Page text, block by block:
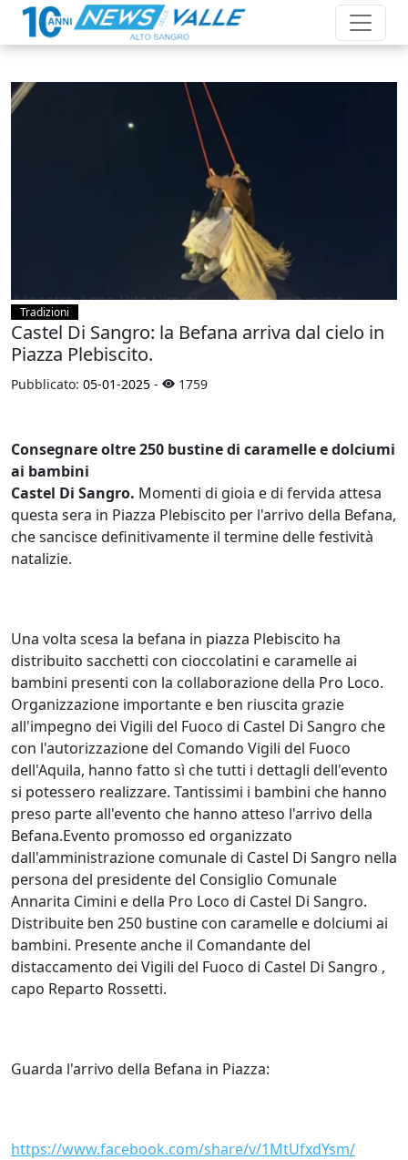
Tradizioni
Castel Di Sangro: la Befana arriva dal cielo in
Piazza Plebiscito.
Pubblicato: 05-01-2025 - 1759
Consegnare oltre 250 bustine di caramelle e dolciumi
ai bambini
Castel Di Sangro. Momenti di gioia e di fervida attesa
questa sera in Piazza Plebiscito per l'arrivo della Befana,
che sancisce definitivamente il termine delle festività
natalizie.
Una volta scesa la befana in piazza Plebiscito ha
distribuito sacchetti con cioccolatini e caramelle ai
bambini presenti con la collaborazione della Pro Loco.
Organizzazione importante e ben riuscita grazie
all'impegno dei Vigili del Fuoco di Castel Di Sangro che
con l'autorizzazione del Comando Vigili del Fuoco
dell'Aquila, hanno fatto sì che tutti i dettagli dell'evento
si potessero realizzare. Tantissimi i bambini che hanno
preso parte all'evento che hanno atteso l'arrivo della
Befana.Evento promosso ed organizzato
dall'amministrazione comunale di Castel Di Sangro nella
persona del presidente del Consiglio Comunale
Annarita Cimini e della Pro Loco di Castel Di Sangro.
Distribuite ben 250 bustine con caramelle e dolciumi ai
bambini. Presente anche il Comandante del
distaccamento dei Vigili del Fuoco di Castel Di Sangro ,
capo Reparto Rossetti.
Guarda l'arrivo della Befana in Piazza:
https://www.facebook.com/share/v/1MtUfxdYsm/